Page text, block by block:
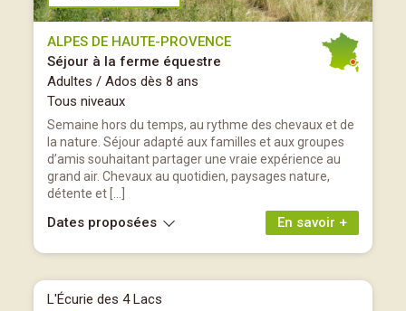
ALPES DE HAUTE-PROVENCE
Séjour à la ferme équestre
Adultes / Ados dès 8 ans
Tous niveaux
Semaine hors du temps, au rythme des chevaux et de
la nature. Séjour adapté aux familles et aux groupes
d’amis souhaitant partager une vraie expérience au
grand air. Chevaux au quotidien, paysages nature,
détente et […]
En savoir +
Dates proposées
L'Écurie des 4 Lacs